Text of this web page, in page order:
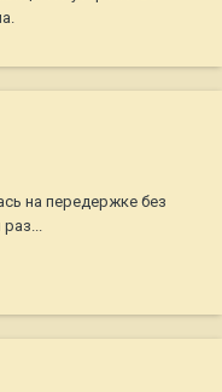
на передержке без
раз...